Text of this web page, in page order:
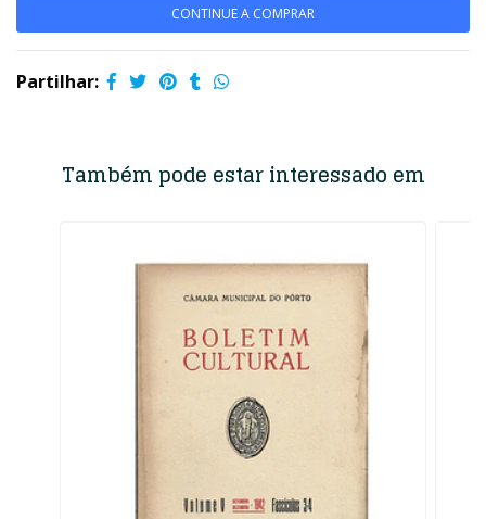
CONTINUE A COMPRAR
Partilhar:
Também pode estar interessado em